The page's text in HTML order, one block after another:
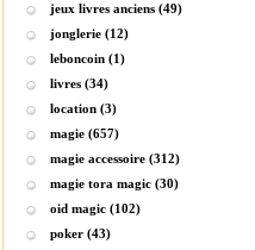
jeux livres anciens (49)
jonglerie (12)
leboncoin (1)
livres (34)
location (3)
magie (657)
magie accessoire (312)
magie tora magic (30)
oid magic (102)
poker (43)